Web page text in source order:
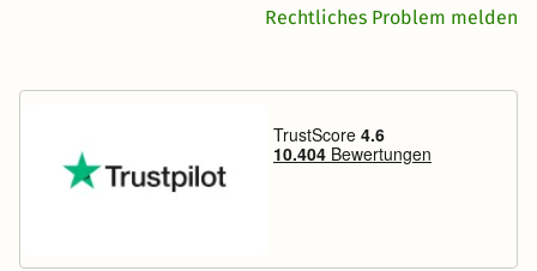
Rechtliches Problem melden